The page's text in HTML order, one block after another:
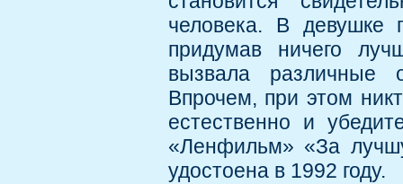
человека. В девушке
придумав ничего
вызвала различные
Впрочем, при этом
естественно и
«Ленфильм» «За
удостоена в 1992 году.